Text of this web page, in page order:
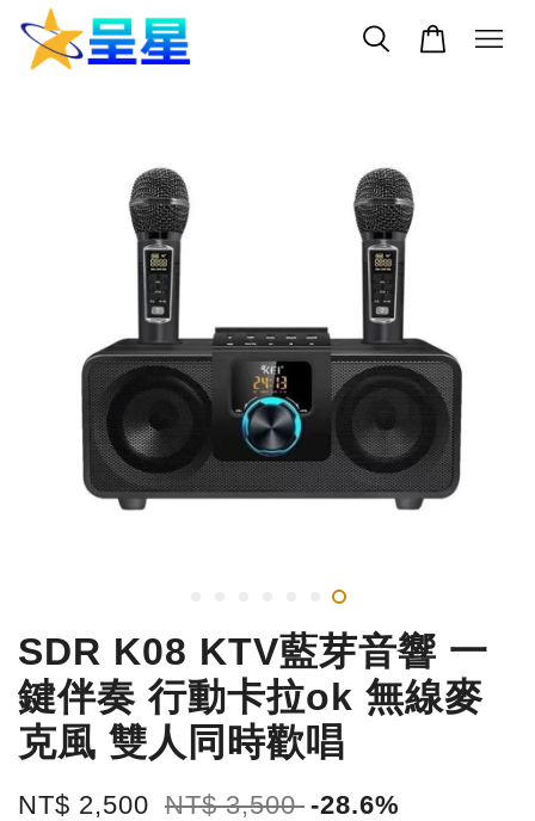
SDR K08 KTV藍芽音響 一
鍵伴奏 行動卡拉ok 無線麥
克風 雙人同時歡唱
NT$ 2,500 NT$ 3,500 -28.6%